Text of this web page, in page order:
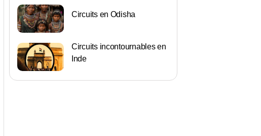
Circuits en Odisha
Circuits incontournables en
Inde